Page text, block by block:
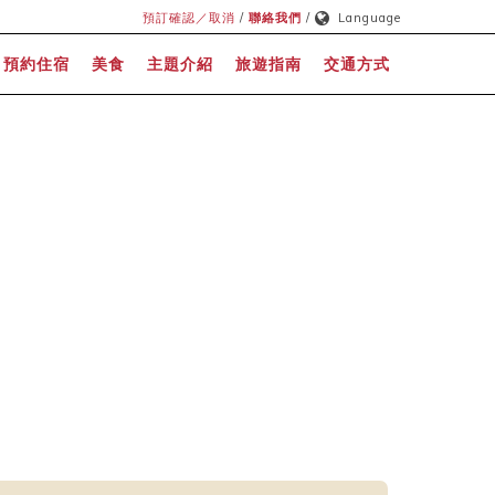
預訂確認／取消 /聯絡我們 / Language
預約住宿 美食 主題介紹 旅遊指南 交通方式